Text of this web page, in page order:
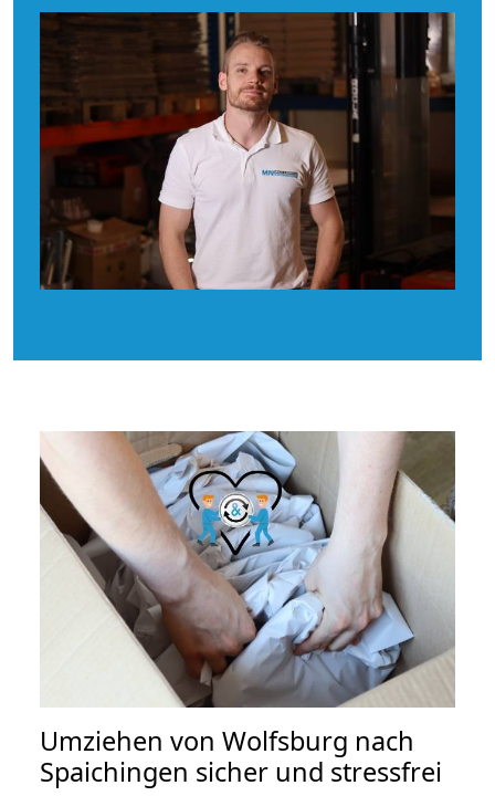
Umziehen von Wolfsburg nach
Spaichingen sicher und stressfrei